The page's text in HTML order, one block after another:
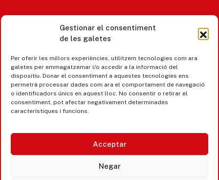
Gestionar el consentiment
de les galetes
Per oferir les millors experiències, utilitzem tecnologies com ara
galetes per emmagatzemar i/o accedir a la informació del
dispositiu. Donar el consentiment a aquestes tecnologies ens
permetrà processar dades com ara el comportament de navegació
o identificadors únics en aquest lloc. No consentir o retirar el
consentiment, pot afectar negativament determinades
característiques i funcions.
Acceptar
Negar
Castell d’Aro · Platja d’Aro · S’Agaró